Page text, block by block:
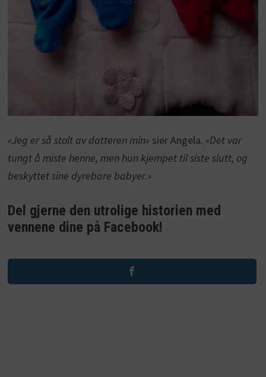
«Jeg er så stolt av datteren min»sier Angela. «Det var
tungt å miste henne, men hun kjempet til siste slutt, og
beskyttet sine dyrebare babyer.»
Del gjerne den utrolige historien med
vennene dine på Facebook!